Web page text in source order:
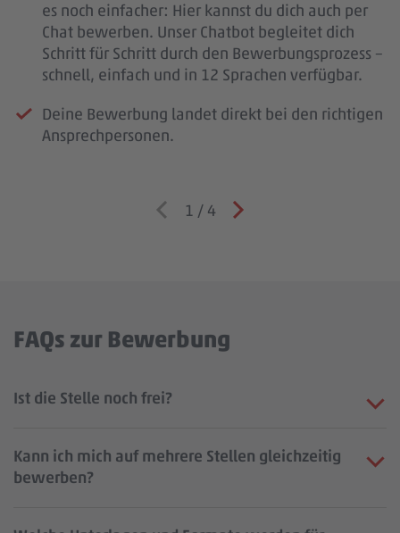
es noch einfacher: Hier kannst du dich auch per
Chat bewerben. Unser Chatbot begleitet dich
Schritt für Schritt durch den Bewerbungsprozess –
schnell, einfach und in 12 Sprachen verfügbar.
Deine Bewerbung landet direkt bei den richtigen
Ansprechpersonen.
1 / 4
FAQs zur Bewerbung
Ist die Stelle noch frei?
Kann ich mich auf mehrere Stellen gleichzeitig
bewerben?